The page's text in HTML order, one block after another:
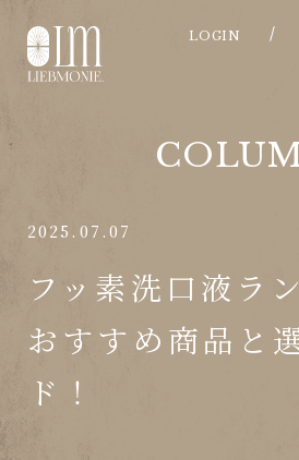
2025.07.07
フッ素洗口液ラ
おすすめ商品と
ド！